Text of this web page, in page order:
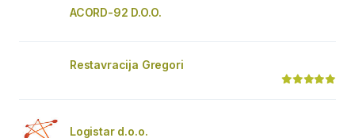
ACORD-92 D.O.O.
Restavracija Gregori
Logistar d.o.o.